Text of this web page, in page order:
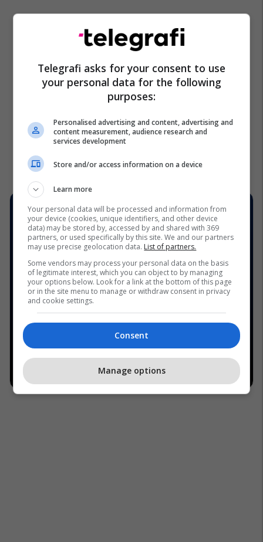
Telegrafi asks for your consent to use
your personal data for the following
purposes:
Personalised advertising and content, advertising and
content measurement, audience research and
services development
Store and/or access information on a device
Learn more
Your personal data will be processed and information from
your device (cookies, unique identifiers, and other device
data) may be stored by, accessed by and shared with 369
partners, or used specifically by this site. We and our partners
may use precise geolocation data. List of partners.
Some vendors may process your personal data on the basis
of legitimate interest, which you can object to by managing
your options below. Look for a link at the bottom of this page
or in the site menu to manage or withdraw consent in privacy
and cookie settings.
Consent
Manage options